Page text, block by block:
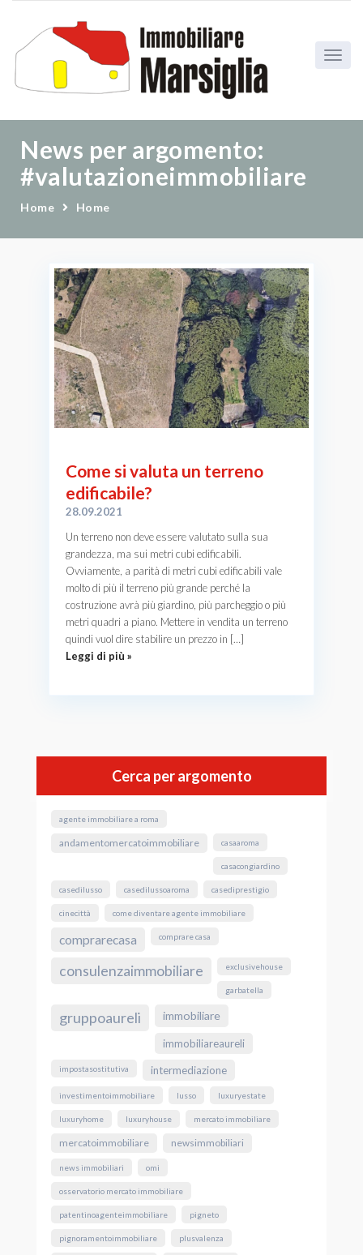
News per argomento:
#valutazioneimmobiliare
Home Home
Come si valuta un terreno
edificabile?
28.09.2021
Un terreno non deve essere valutato sulla sua
grandezza, ma sui metri cubi edificabili.
Ovviamente, a parità di metri cubi edificabili vale
molto di più il terreno più grande perché la
costruzione avrà più giardino, più parcheggio o più
metri quadri a piano. Mettere in vendita un terreno
quindi vuol dire stabilire un prezzo in […]
Leggi di più »
Cerca per argomento
agente immobiliare a roma
andamentomercatoimmobiliare casaaroma
casacongiardino
casedilusso casedilussoaroma casediprestigio
cinecittà come diventare agente immobiliare
comprarecasa comprare casa
consulenzaimmobiliare exclusivehouse
garbatella
gruppoaureli immobiliare
immobiliareaureli
impostasostitutiva intermediazione
investimentoimmobiliare lusso luxuryestate
luxuryhome luxuryhouse mercato immobiliare
mercatoimmobiliare newsimmobiliari
news immobiliari omi
osservatorio mercato immobiliare
patentinoagenteimmobiliare pigneto
pignoramentoimmobiliare plusvalenza